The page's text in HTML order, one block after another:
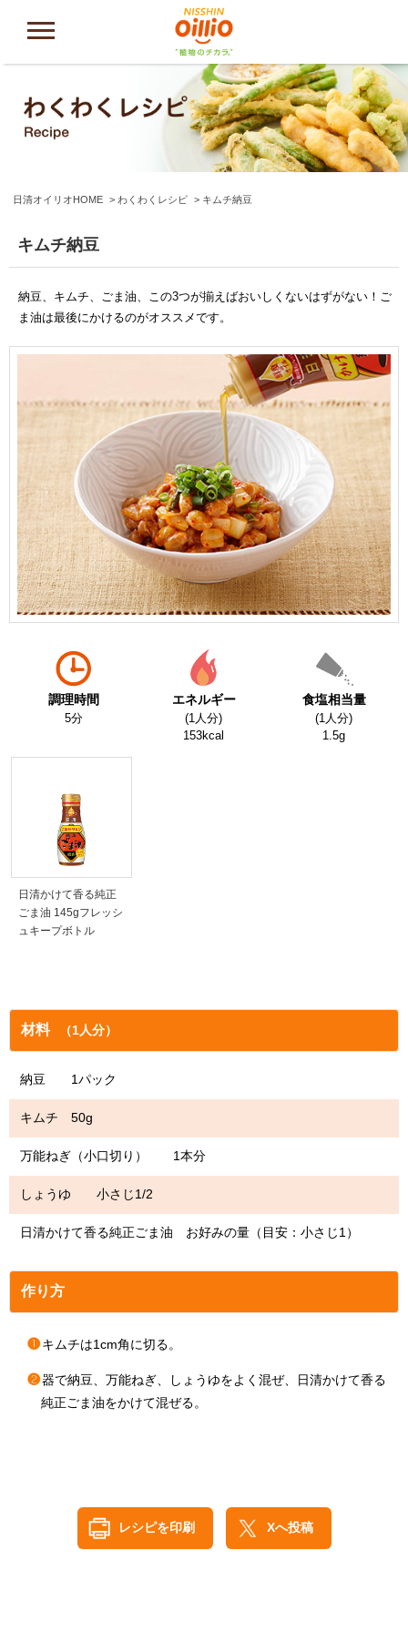
日清オイリオHOME わくわくレシピ キムチ納豆
キムチ納豆
納豆、キムチ、ごま油、この3つが揃えばおいしくないはずがない！ご
ま油は最後にかけるのがオススメです。
調理時間
5分
エネルギー
(1人分)
153kcal
食塩相当量
(1人分)
1.5g
日清かけて香る純正
ごま油 145gフレッシ
ュキープボトル
材料 （1人分）
納豆 1パック
キムチ 50g
万能ねぎ（小口切り） 1本分
しょうゆ 小さじ1/2
日清かけて香る純正ごま油 お好みの量（目安：小さじ1）
作り方
❶ キムチは1cm角に切る。
❷器で納豆、万能ねぎ、しょうゆをよく混ぜ、日清かけて香る
純正ごま油をかけて混ぜる。
レシピを印刷 Xへ投稿